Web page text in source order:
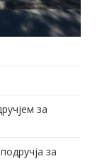
за
за